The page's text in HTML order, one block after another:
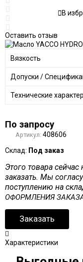
Оставить отзыв
В
Вязкость
Допуски /
Технические
По запросу
Артикул: 408606
Склад: Под заказ
Этого товара
заказать. Мы
поступлению на
ОФОРМЛЕНИЯ
Заказать
Характеристики